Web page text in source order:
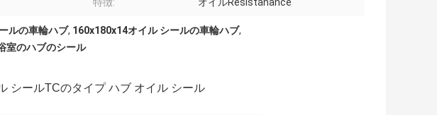
特徴: オイルResistanance
ルの車輪ハブ, 160x180x14オイル シールの車輪ハブ,
室のハブのシール
シールTCのタイプ ハブ オイル シール